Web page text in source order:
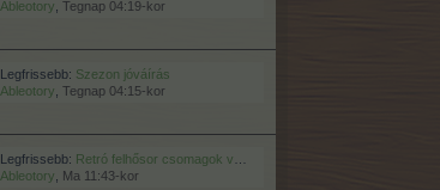
Ableotory Tegnap 04:19-kor
Legfrissebb: Szezon jóváírás
Ableotory Tegnap 04:15-kor
Legfrissebb: Retró felhősor csomagok vására - 2026. augusztus
Ableotory
Ma 11:43-kor